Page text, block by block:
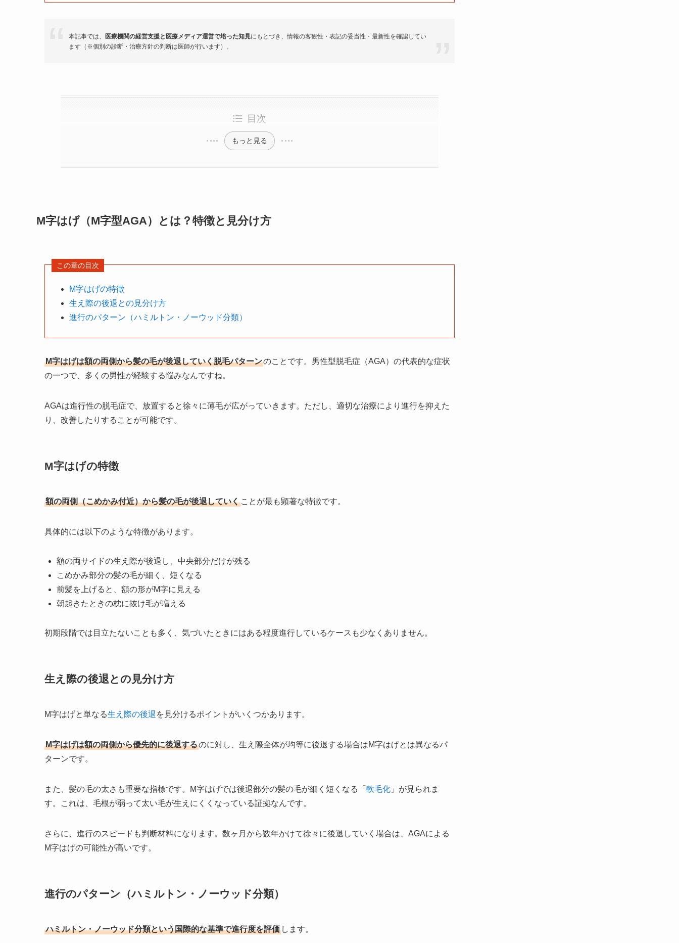
本記事では、 医療機関の経営支援と医療メディア運営で培った知見にもとづき、情報の客観性・表記の妥当性・最新性を確認してい
ます（※個別の診断・治療方針の判断は医師が行います）。
目次
もっと見る
M字はげ（M字型AGA）とは？特徴と見分け方
この章の目次
M字はげの特徴
生え際の後退との見分け方
進行のパターン（ハミルトン・ノーウッド分類）
M字はげは額の両側から髪の毛が後退していく脱毛パターンのことです。男性型脱毛症（AGA）の代表的な症状
の一つで、多くの男性が経験する悩みなんですね。
AGAは進行性の脱毛症で、放置すると徐々に薄毛が広がっていきます。ただし、適切な治療により進行を抑えた
り、改善したりすることが可能です。
M字はげの特徴
額の両側（こめかみ付近）から髪の毛が後退していく ことが最も顕著な特徴です。
具体的には以下のような特徴があります。
額の両サイドの生え際が後退し、中央部分だけが残る
こめかみ部分の髪の毛が細く、短くなる
前髪を上げると、額の形がM字に見える
朝起きたときの枕に抜け毛が増える
初期段階では目立たないことも多く、気づいたときにはある程度進行しているケースも少なくありません。
生え際の後退との見分け方
M字はげと単なる生え際の後退 を見分けるポイントがいくつかあります。
M字はげは額の両側から優先的に後退するのに対し、生え際全体が均等に後退する場合はM字はげとは異なるパ
ターンです。
また、髪の毛の太さも重要な指標です。M字はげでは後退部分の髪の毛が細く短くなる「 軟毛化 」が見られま
す。これは、毛根が弱って太い毛が生えにくくなっている証拠なんです。
さらに、進行のスピードも判断材料になります。数ヶ月から数年かけて徐々に後退していく場合は、AGAによる
M字はげの可能性が高いです。
進行のパターン（ハミルトン・ノーウッド分類）
ハミルトン・ノーウッド分類という国際的な基準で進行度を評価 します。